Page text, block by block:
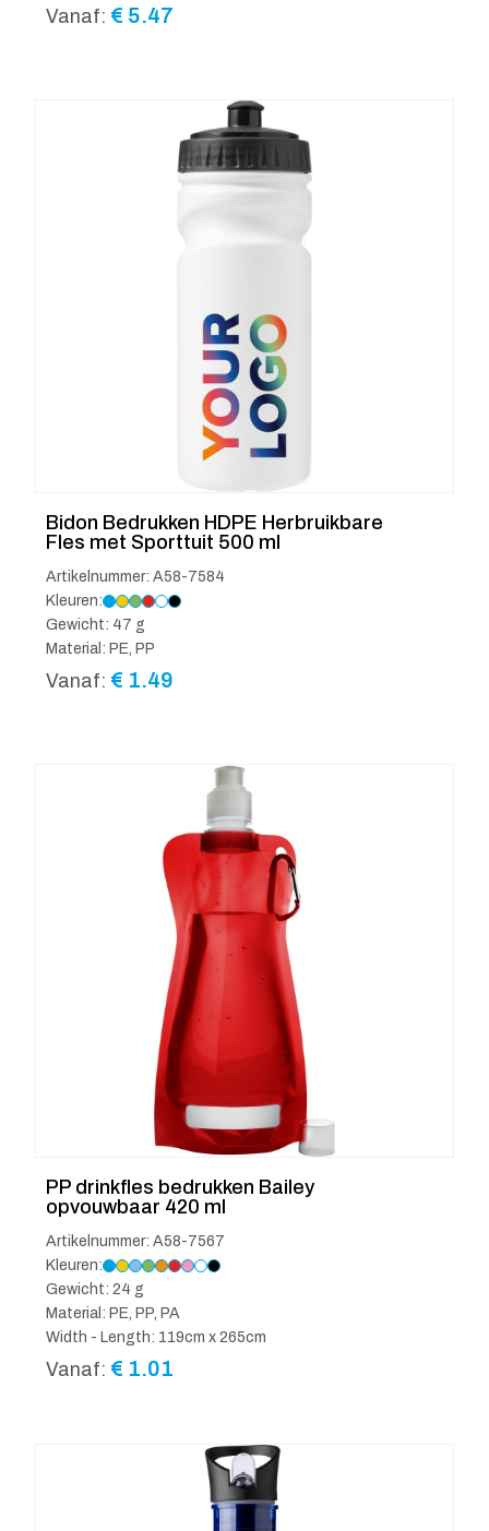
Vanaf: € 5.47
Bidon Bedrukken HDPE Herbruikbare
Fles met Sporttuit 500 ml
Artikelnummer: A58-7584
Kleuren:
Gewicht: 47 g
Material: PE, PP
Vanaf: € 1.49
PP drinkfles bedrukken Bailey
opvouwbaar 420 ml
Artikelnummer: A58-7567
Kleuren:
Gewicht: 24 g
Material: PE, PP, PA
Width - Length: 119cm x 265cm
Vanaf: € 1.01